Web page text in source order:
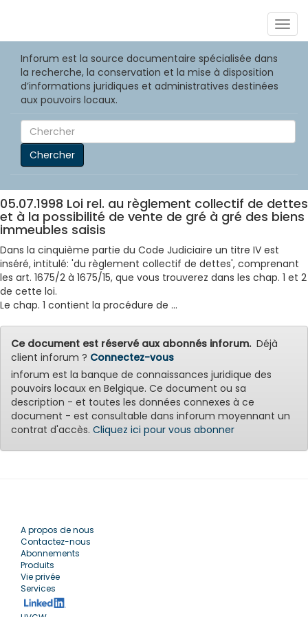
Inforum est la source documentaire spécialisée dans
la recherche, la conservation et la mise à disposition
d’informations juridiques et administratives destinées
aux pouvoirs locaux.
Chercher
05.07.1998 Loi rel. au règlement collectif de dettes
et à la possibilité de vente de gré à gré des biens
immeubles saisis
Dans la cinquième partie du Code Judiciaire un titre IV est
inséré, intitulé: 'du règlement collectif de dettes', comprenant
les art. 1675/2 à 1675/15, que vous trouverez dans les chap. 1 et 2
de cette loi.
Le chap. 1 contient la procédure de ...
Ce document est réservé aux abonnés inforum.Déjà
client inforum ? Connectez-vous
inforum est la banque de connaissances juridique des
pouvoirs locaux en Belgique. Ce document ou sa
description - et toutes les données connexes à ce
document - est consultable dans inforum moyennant un
contrat d'accès. Cliquez ici pour vous abonner
A propos de nous
Contactez-nous
Abonnements
Produits
Vie privée
Services